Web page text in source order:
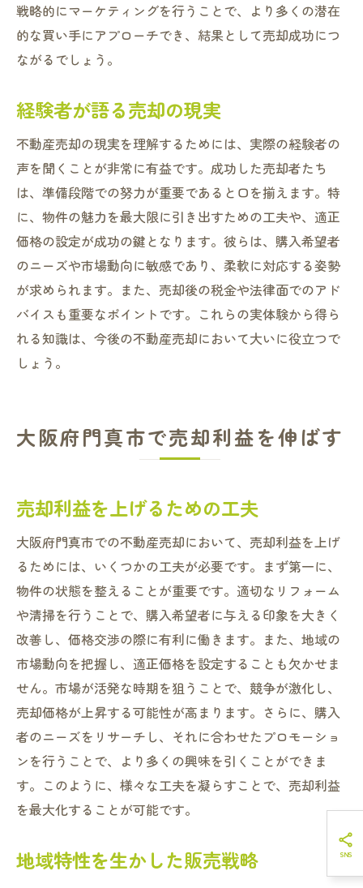
戦略的にマーケティングを行うことで、より多くの潜在
的な買い手にアプローチでき、結果として売却成功につ
ながるでしょう。
経験者が語る売却の現実
不動産売却の現実を理解するためには、実際の経験者の
声を聞くことが非常に有益です。成功した売却者たち
は、準備段階での努力が重要であると口を揃えます。特
に、物件の魅力を最大限に引き出すための工夫や、適正
価格の設定が成功の鍵となります。彼らは、購入希望者
のニーズや市場動向に敏感であり、柔軟に対応する姿勢
が求められます。また、売却後の税金や法律面でのアド
バイスも重要なポイントです。これらの実体験から得ら
れる知識は、今後の不動産売却において大いに役立つで
しょう。
大阪府門真市で売却利益を伸ばす
売却利益を上げるための工夫
大阪府門真市での不動産売却において、売却利益を上げ
るためには、いくつかの工夫が必要です。まず第一に、
物件の状態を整えることが重要です。適切なリフォーム
や清掃を行うことで、購入希望者に与える印象を大きく
改善し、価格交渉の際に有利に働きます。また、地域の
市場動向を把握し、適正価格を設定することも欠かせま
せん。市場が活発な時期を狙うことで、競争が激化し、
売却価格が上昇する可能性が高まります。さらに、購入
者のニーズをリサーチし、それに合わせたプロモーショ
ンを行うことで、より多くの興味を引くことができま
す。このように、様々な工夫を凝らすことで、売却利益
を最大化することが可能です。
地域特性を生かした販売戦略